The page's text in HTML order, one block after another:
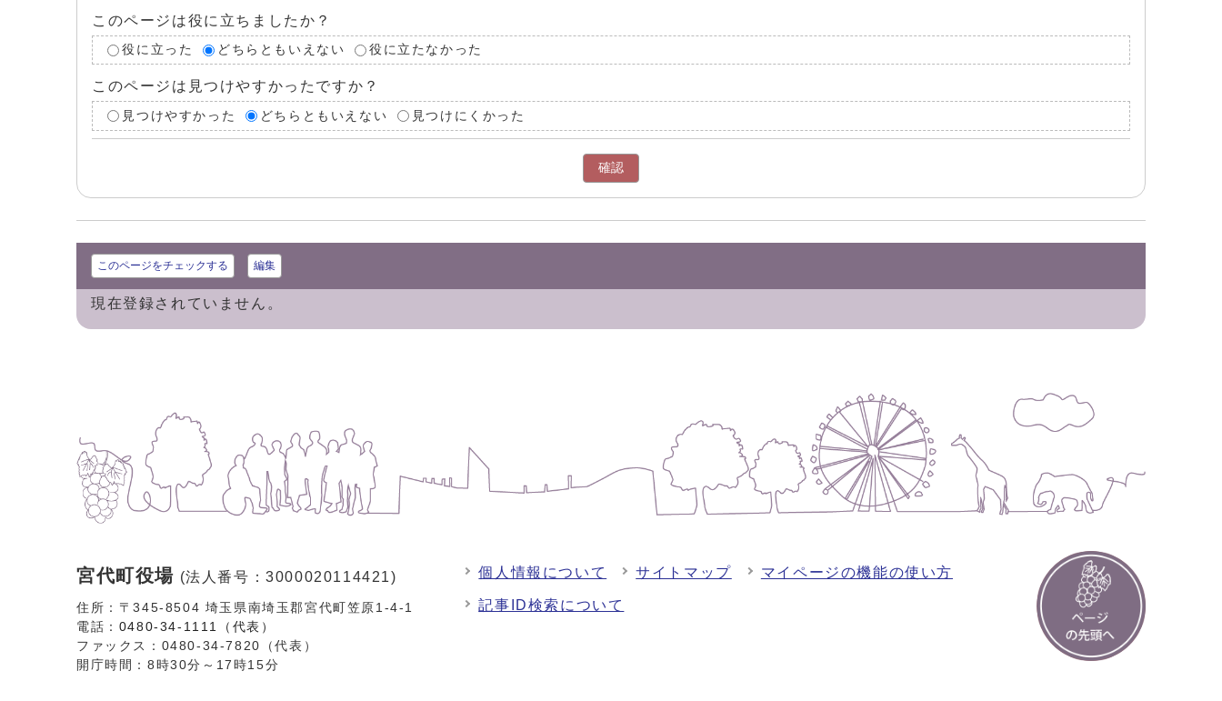
このページは役に立ちましたか？
役に立った どちらともいえない 役に立たなかった
このページは見つけやすかったですか？
見つけやすかった どちらともいえない 見つけにくかった
確認
このページをチェックする 編集
現在登録されていません。
宮代町役場 (法人番号：3000020114421)
住所：〒345-8504 埼玉県南埼玉郡宮代町笠原1-4-1
電話： 0480-34-1111（代表）
ファックス：0480-34-7820（代表）
開庁時間：8時30分～17時15分
個人情報について サイトマップ マイページの機能の使い方
記事ID検索について